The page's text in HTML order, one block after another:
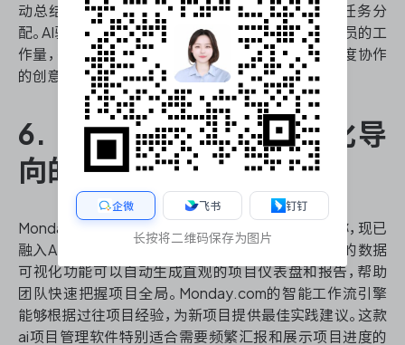
动总结会议内容、提取关键行动项，并将其转化为任务分
配。AI驱动的工作负载平衡功能能够实时监控团队成员的工
作量，提供资源重分配建议。Asana特别适合需要高度协作
的创意团队和市场营销项目。
6. Monday.com：可视化导
向的ai项目管理软件
Monday.com以其色彩丰富、高度可视化的界面著称，现已
融入AI技术，进一步增强了其项目管理能力。AI驱动的数据
可视化功能可以自动生成直观的项目仪表盘和报告，帮助
团队快速把握项目全局。Monday.com的智能工作流引擎
能够根据过往项目经验，为新项目提供最佳实践建议。这款
ai项目管理软件特别适合需要频繁汇报和展示项目进度的
企微 飞书 钉钉
长按将二维码保存为图片